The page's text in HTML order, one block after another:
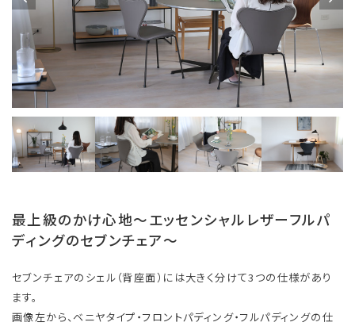
最上級のかけ心地～エッセンシャルレザーフルパ
ディングのセブンチェア～
セブンチェアのシェル（背座面）には大きく分けて3つの仕様があり
ます。
画像左から、ベニヤタイプ・フロントパディング・フルパディングの仕